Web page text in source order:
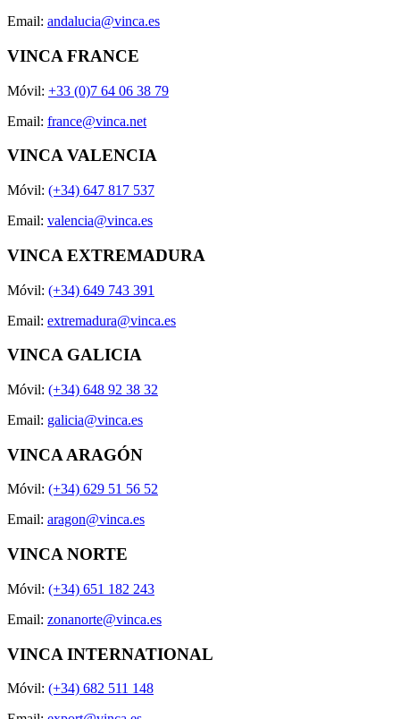
Email: andalucia@vinca.es
VINCA FRANCE
Móvil: +33 (0)7 64 06 38 79
Email: france@vinca.net
VINCA VALENCIA
Móvil: (+34) 647 817 537
Email: valencia@vinca.es
VINCA EXTREMADURA
Móvil: (+34) 649 743 391
Email: extremadura@vinca.es
VINCA GALICIA
Móvil: (+34) 648 92 38 32
Email: galicia@vinca.es
VINCA ARAGÓN
Móvil: (+34) 629 51 56 52
Email: aragon@vinca.es
VINCA NORTE
Móvil: (+34) 651 182 243
Email: zonanorte@vinca.es
VINCA INTERNATIONAL
Móvil: (+34) 682 511 148